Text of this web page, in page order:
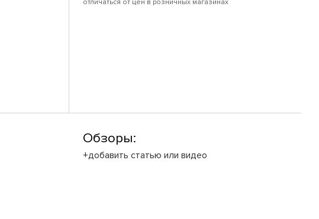
отличаться от цен в розничных магазинах
Обзоры:
+добавить статью или видео